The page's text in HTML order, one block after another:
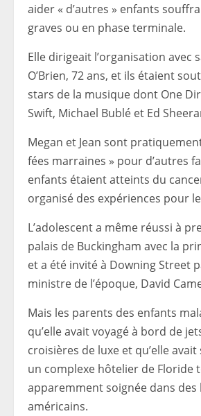
aider « d’autres » enfants
graves ou en phase terminale.
Elle dirigeait l’organisation avec
O’Brien, 72 ans, et ils étaient
stars de la musique dont One
Swift, Michael Bublé et Ed
Megan et Jean sont
fées marraines » pour d’autres
enfants étaient atteints du
organisé des expériences pour
L’adolescent a même réussi à
palais de Buckingham avec la
et a été invité à Downing Street
ministre de l’époque, David
Mais les parents des enfants
qu’elle avait voyagé à bord de
croisières de luxe et qu’elle
un complexe hôtelier de Floride
apparemment soignée dans
américains.